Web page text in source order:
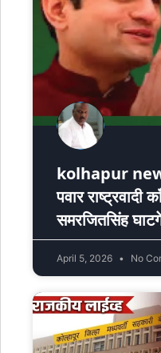
kolhapur
पवार राष्ट्रवादी
समरजितसिंह
April 5, 2026 No